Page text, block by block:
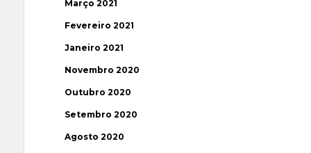
Março 2021
Fevereiro 2021
Janeiro 2021
Novembro 2020
Outubro 2020
Setembro 2020
Agosto 2020